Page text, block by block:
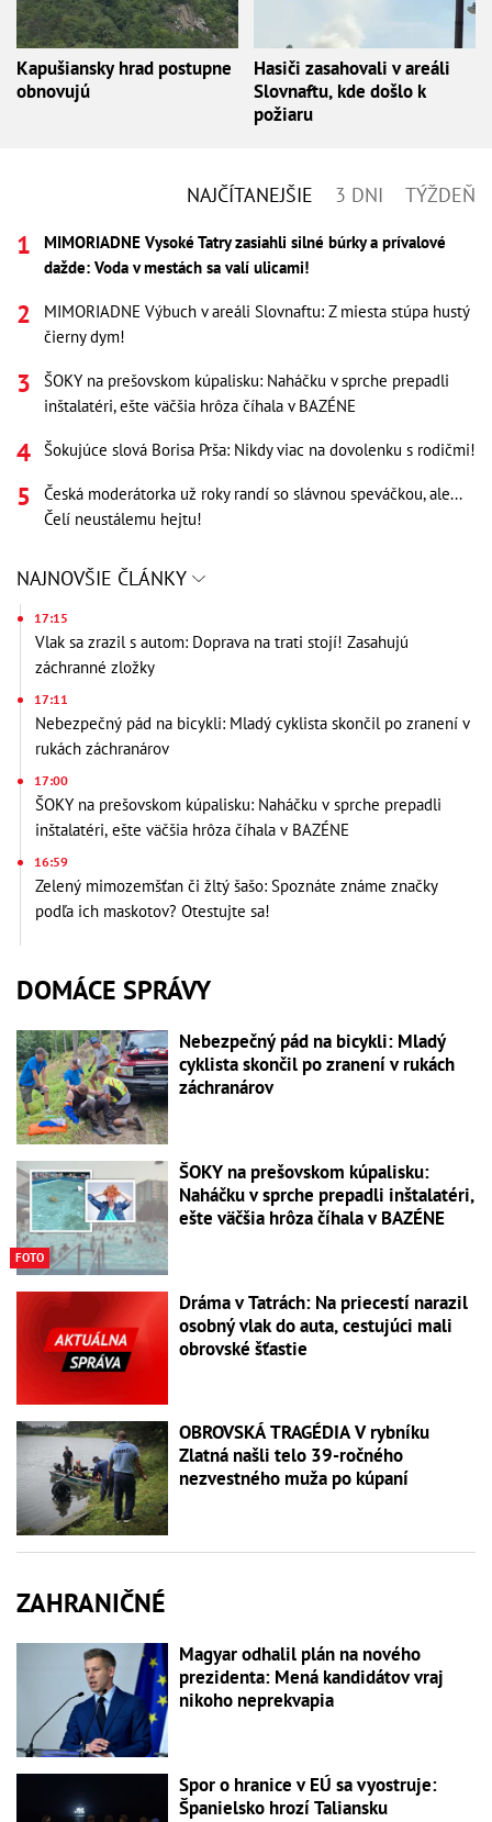
Kapušiansky hrad postupne
obnovujú
Hasiči zasahovali v areáli
Slovnaftu, kde došlo k
požiaru
NAJČÍTANEJŠIE 3 DNI TÝŽDEŇ
MIMORIADNE Vysoké Tatry zasiahli silné búrky a prívalové
dažde: Voda v mestách sa valí ulicami!
MIMORIADNE Výbuch v areáli Slovnaftu: Z miesta stúpa hustý
čierny dym!
ŠOKY na prešovskom kúpalisku: Naháčku v sprche prepadli
inštalatéri, ešte väčšia hrôza číhala v BAZÉNE
Šokujúce slová Borisa Prša: Nikdy viac na dovolenku s rodičmi!
Česká moderátorka už roky randí so slávnou speváčkou, ale...
Čelí neustálemu hejtu!
NAJNOVŠIE ČLÁNKY
17:15
Vlak sa zrazil s autom: Doprava na trati stojí! Zasahujú
záchranné zložky
17:11
Nebezpečný pád na bicykli: Mladý cyklista skončil po zranení v
rukách záchranárov
17:00
ŠOKY na prešovskom kúpalisku: Naháčku v sprche prepadli
inštalatéri, ešte väčšia hrôza číhala v BAZÉNE
16:59
Zelený mimozemšťan či žltý šašo: Spoznáte známe značky
podľa ich maskotov? Otestujte sa!
DOMÁCE SPRÁVY
Nebezpečný pád na bicykli: Mladý
cyklista skončil po zranení v rukách
záchranárov
FOTO
ŠOKY na prešovskom kúpalisku:
Naháčku v sprche prepadli inštalatéri,
ešte väčšia hrôza číhala v BAZÉNE
Dráma v Tatrách: Na priecestí narazil
osobný vlak do auta, cestujúci mali
obrovské šťastie
OBROVSKÁ TRAGÉDIA V rybníku
Zlatná našli telo 39-ročného
nezvestného muža po kúpaní
ZAHRANIČNÉ
Magyar odhalil plán na nového
prezidenta: Mená kandidátov vraj
nikoho neprekvapia
Spor o hranice v EÚ sa vyostruje:
Španielsko hrozí Taliansku